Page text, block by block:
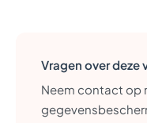
Vragen over deze
Neem contact op